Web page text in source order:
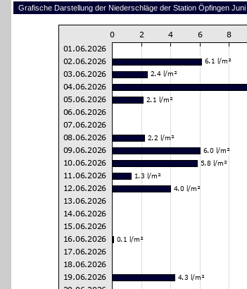
Grafische Darstellung der Niederschläge der Station Öpfingen Juni